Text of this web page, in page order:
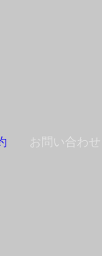
お問い合わせ